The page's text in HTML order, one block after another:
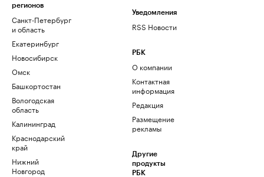
регионов
Санкт-Петербург
и область
Екатеринбург
Новосибирск
Омск
Башкортостан
Вологодская
область
Калининград
Краснодарский
край
Нижний
Новгород
Уведомления
RSS Новости
РБК
О компании
Контактная
информация
Редакция
Размещение
рекламы
Другие
продукты
РБК